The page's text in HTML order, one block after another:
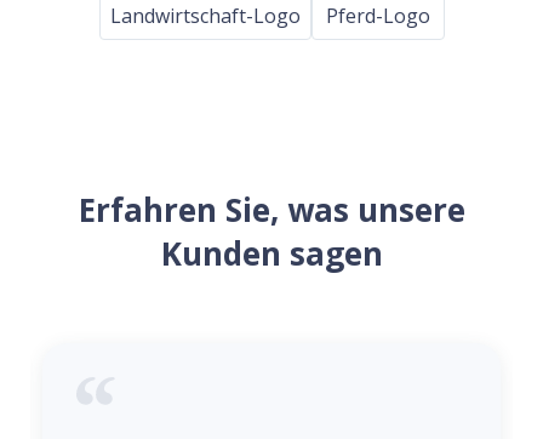
Landwirtschaft-Logo
Pferd-Logo
Erfahren Sie, was unsere
Kunden sagen